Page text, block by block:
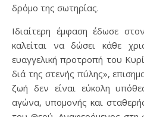
δρόμο της σωτηρίας.
Ιδιαίτερη έμφαση έδωσε
καλείται να δώσει κάθε
ευαγγελική προτροπή του
διά της στενής πύλης»,
ζωή δεν είναι εύκολη
αγώνα, υπομονής και